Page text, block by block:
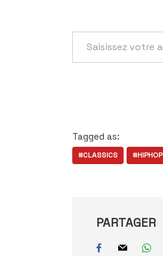
votre
adresse
Tagged as:
#CLASSICS #HIPHOP
PARTAGER